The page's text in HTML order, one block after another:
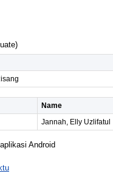
Name
Jannah, Elly Uzlifatul
Android